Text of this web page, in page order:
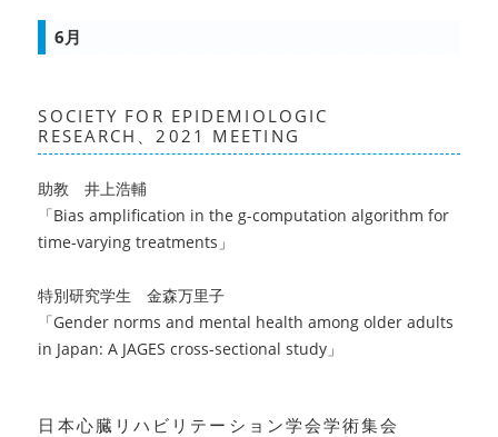
6月
SOCIETY FOR EPIDEMIOLOGIC
RESEARCH、2021 MEETING
助教 井上浩輔
「Bias amplification in the g-computation algorithm for
time-varying treatments」
特別研究学生金森万里子
「Gender norms and mental health among older adults
in Japan: A JAGES cross-sectional study」
日本心臓リハビリテーション学会学術集会